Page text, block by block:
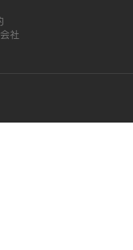
社
占い